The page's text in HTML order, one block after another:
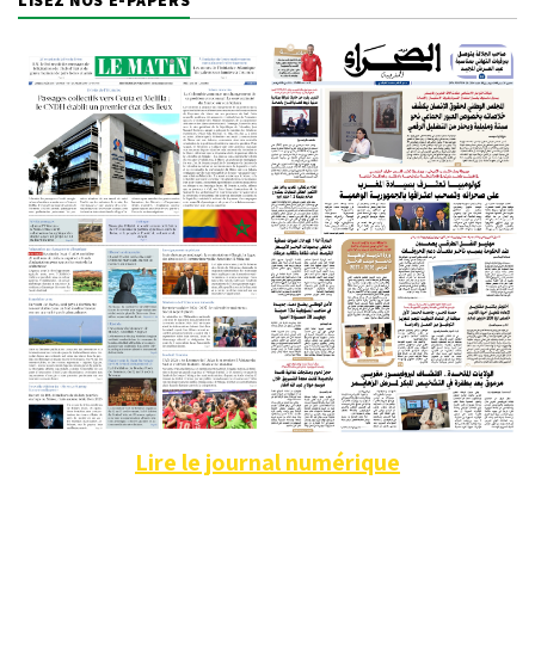
Lire le journal numérique